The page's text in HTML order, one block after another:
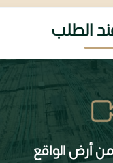
الطلب
أرض الواقع